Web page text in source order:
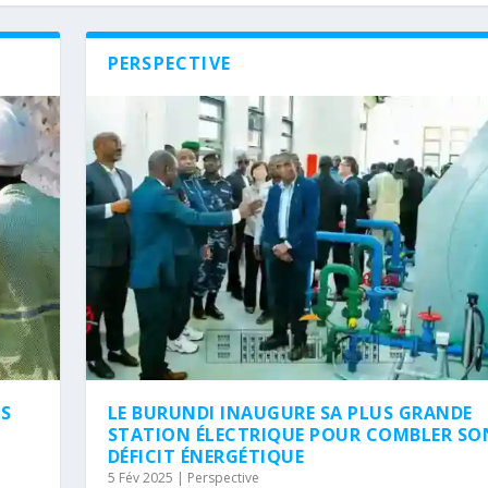
PERSPECTIVE
LE BURUNDI INAUGURE SA PLUS GRANDE
STATION ÉLECTRIQUE POUR COMBLER
DÉFICIT ÉNERGÉTIQUE
5 Fév 2025 | Perspective